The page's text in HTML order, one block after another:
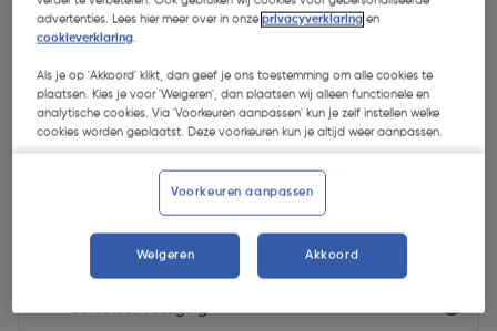
Selecteer winkel - Bekijk voorraadniveaus en haal binnen 10
minuten op
Selecteer vestiging
advertenties. Lees hier meer over in onzeprivacyverklaring en
cookieverklaring.
Als je op 'Akkoord' klikt, dan geef je ons toestemming om alle cookies te
plaatsen. Kies je voor 'Weigeren', dan plaatsen wij alleen functionele en
analytische cookies. Via 'Voorkeuren aanpassen' kun je zelf instellen welke
cookies worden geplaatst. Deze voorkeuren kun je altijd weer aanpassen.
Voorkeuren aanpassen
Weigeren Akkoord